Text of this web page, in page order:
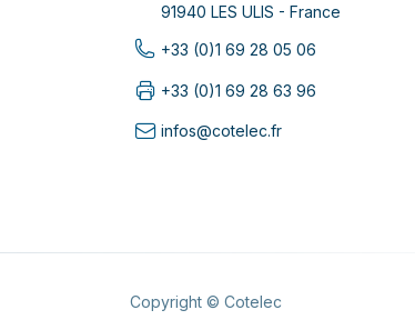
91940 LES ULIS - France
+33 (0)1 69 28 05 06
+33 (0)1 69 28 63 96
infos@cotelec.fr
Copyright © Cotelec